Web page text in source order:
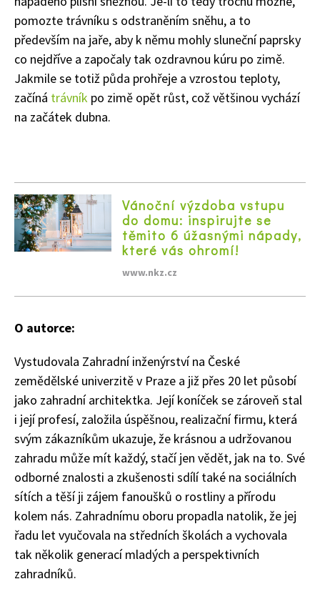
65 Kč
Objednat >
Naše krásná zahrada Speciál
74 Kč
Objednat >
pomozte trávníku s odstraněním sněhu, a to
především na jaře, aby k němu mohly sluneční paprsky
co nejdříve a započaly tak ozdravnou kúru po zimě.
Jakmile se totiž půda prohřeje a vzrostou teploty,
začíná trávník po zimě opět růst, což většinou vychází
na začátek dubna.
Vánoční výzdoba vstupu
do domu: inspirujte se
těmito 6 úžasnými nápady,
které vás ohromí!
www.nkz.cz
O autorce:
Vystudovala Zahradní inženýrství na České
zemědělské univerzitě v Praze a již přes 20 let působí
jako zahradní architektka. Její koníček se zároveň stal
i její profesí, založila úspěšnou, realizační firmu, která
svým zákazníkům ukazuje, že krásnou a udržovanou
zahradu může mít každý, stačí jen vědět, jak na to. Své
odborné znalosti a zkušenosti sdílí také na sociálních
sítích a těší ji zájem fanoušků o rostliny a přírodu
kolem nás. Zahradnímu oboru propadla natolik, že jej
řadu let vyučovala na středních školách a vychovala
tak několik generací mladých a perspektivních
zahradníků.